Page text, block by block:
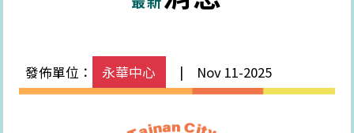
發佈單位： 永華中心 | Nov 11-2025